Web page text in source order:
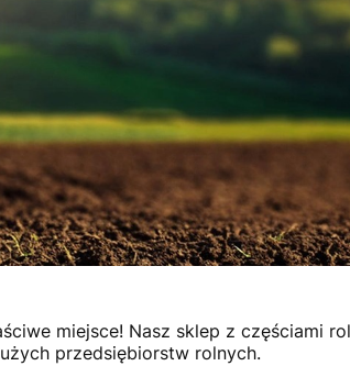
miejsce! Nasz sklep z częściami
przedsiębiorstw rolnych.